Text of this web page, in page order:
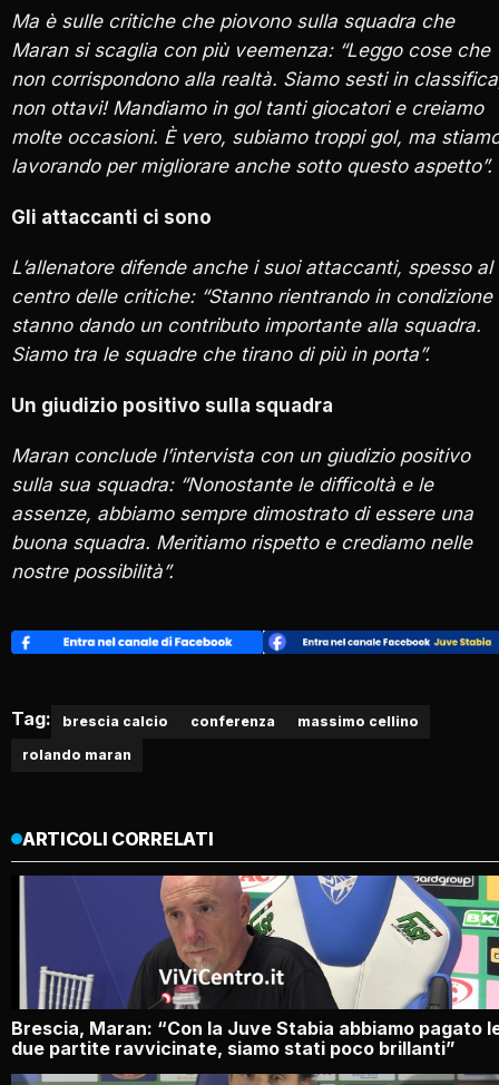
Ma è sulle critiche che piovono sulla squadra che
Maran si scaglia con più veemenza: “Leggo cose che
non corrispondono alla realtà. Siamo sesti in
non ottavi! Mandiamo in gol tanti giocatori e creiamo
molte occasioni. È vero, subiamo troppi gol, ma
lavorando per migliorare anche sotto questo aspetto”.
Gli attaccanti ci sono
L’allenatore difende anche i suoi attaccanti, spesso al
centro delle critiche: “Stanno rientrando in condizione
stanno dando un contributo importante alla squadra.
Siamo tra le squadre che tirano di più in porta”.
Un giudizio positivo sulla squadra
Maran conclude l’intervista con un giudizio positivo
sulla sua squadra: “Nonostante le difficoltà e le
assenze, abbiamo sempre dimostrato di essere una
buona squadra. Meritiamo rispetto e crediamo nelle
nostre possibilità”.
Tag: brescia calcio conferenza
massimo cellino
rolando maran
ARTICOLI CORRELATI
Brescia, Maran: “Con la Juve Stabia abbiamo pagato
due partite ravvicinate, siamo stati poco brillanti”